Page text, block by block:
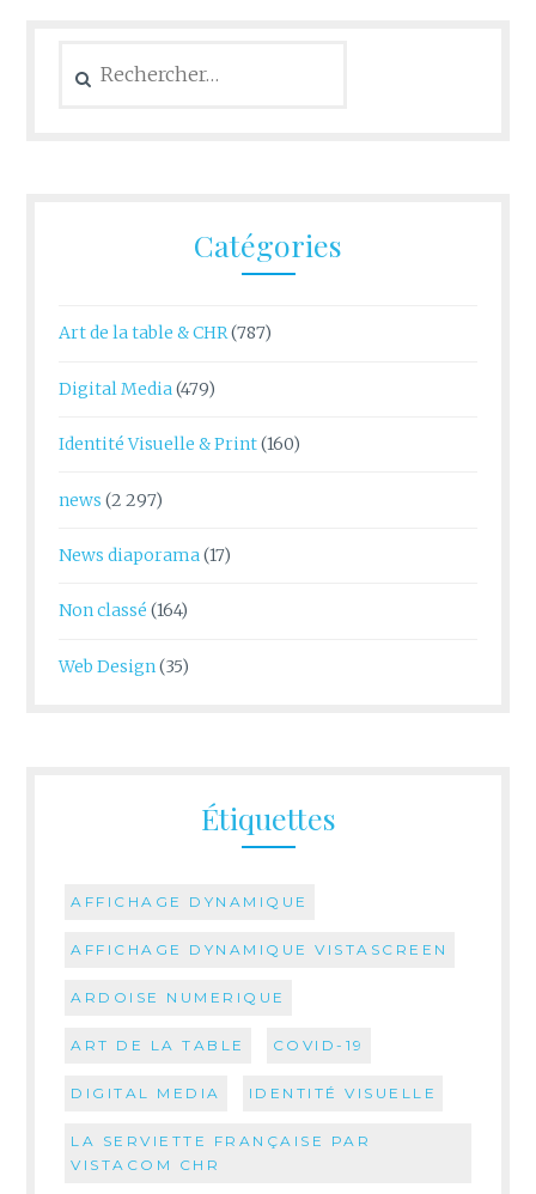
Catégories
Art de la table & CHR(787)
Digital Media(479)
Identité Visuelle & Print(160)
news (2 297)
News diaporama(17)
Non classé (164)
Web Design(35)
Étiquettes
AFFICHAGE DYNAMIQUE
AFFICHAGE DYNAMIQUE VISTASCREEN
ARDOISE NUMERIQUE
ART DE LA TABLE COVID-19
DIGITAL MEDIA IDENTITÉ VISUELLE
LA SERVIETTE FRANÇAISE PAR
VISTACOM CHR